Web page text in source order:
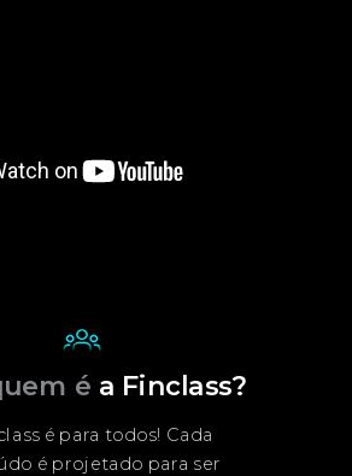
é a Finclass?
é para todos! Cada
é projetado para ser